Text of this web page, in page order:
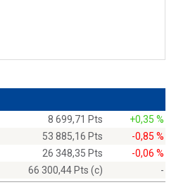
8 699,71 Pts
+0,35 %
53 885,16 Pts
-0,85 %
26 348,35 Pts
-0,06 %
66 300,44 Pts (c) -